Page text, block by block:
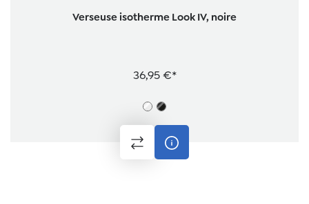
Verseuse isotherme Look IV, noire
36,95 €*